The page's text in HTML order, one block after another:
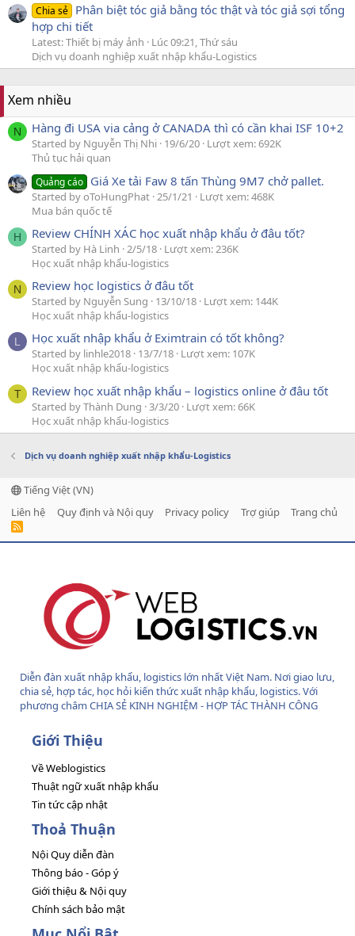
Chia sẻ Phân biệt tóc giả bằng tóc thật và tóc giả sợi tổng
hợp chi tiết
Latest: Thiết bị máy ảnh
Lúc 09:21, Thứ sáu
Dịch vụ doanh nghiệp xuất nhập khẩu-Logistics
Xem nhiều
N Hàng đi USA via cảng ở CANADA thì có cần khai ISF 10+2
Started by Nguyễn Thị Nhi 19/6/20 Lượt xem: 692K
Thủ tục hải quan
Quảng cáo Giá Xe tải Faw 8 tấn Thùng 9M7 chở pallet.
Started by oToHungPhat 25/1/21
Lượt xem: 468K
Mua bán quốc tế
H Review CHÍNH XÁC học xuất nhập khẩu ở đâu tốt?
Started by Hà Linh 2/5/18 Lượt xem: 236K
Học xuất nhập khẩu-logistics
N Review học logistics ở đâu tốt
Started by Nguyễn Sung 13/10/18 Lượt xem: 144K
Học xuất nhập khẩu-logistics
L Học xuất nhập khẩu ở Eximtrain có tốt không?
Started by linhle2018 13/7/18 Lượt xem: 107K
Học xuất nhập khẩu-logistics
T Review học xuất nhập khẩu – logistics online ở đâu tốt
Started by Thành Dung 3/3/20 Lượt xem: 66K
Học xuất nhập khẩu-logistics
Dịch vụ doanh nghiệp xuất nhập khẩu-Logistics
Tiếng Việt (VN)
Liên hệ
Quy định và Nội quy Privacy policy Trợ giúp Trang chủ
R
Diễn đàn xuất nhập khẩu, logistics lớn nhất Việt Nam. Nơi giao lưu,
chia sẻ, hợp tác, học hỏi kiến thức xuất nhập khẩu, logistics. Với
phương châm CHIA SẺ KINH NGHIỆM - HỢP TÁC THÀNH CÔNG
Giới Thiệu
Về Weblogistics
Thuật ngữ xuất nhập khẩu
Tin tức cập nhật
Thoả Thuận
Nội Quy diễn đàn
Thông báo - Góp ý
Giới thiệu & Nội quy
Chính sách bảo mật